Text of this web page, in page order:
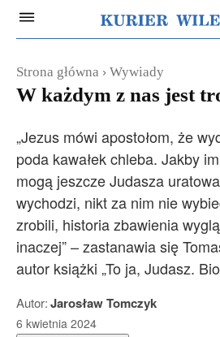
Strona główna Wywiady
W każdym z nas jest
„Jezus mówi apostołom, że
poda kawałek chleba. Jakby
mogą jeszcze Judasza
wychodzi, nikt za nim nie
zrobili, historia zbawienia
inaczej” – zastanawia się
autor książki „To ja, Judasz.
Autor:Jarosław Tomczyk
6 kwietnia 2024